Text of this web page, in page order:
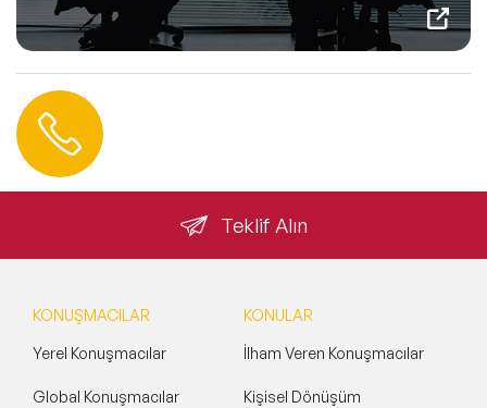
Teklif Alın
KONUŞMACILAR
Yerel Konuşmacılar
Global Konuşmacılar
KONULAR
İlham Veren Konuşmacılar
Kişisel Dönüşüm